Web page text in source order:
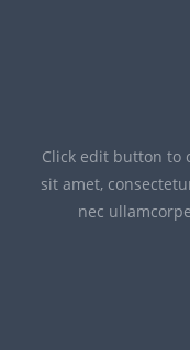
Click edit button to
sit amet,
nec